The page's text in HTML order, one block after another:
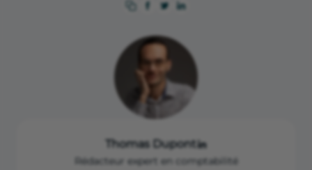
Ministère de l’Économie, des Finances et de la
réduit : pour quels travaux ? —
https://www.economie.gouv.fr/particuliers/tva-taux-
Code général des impôts — Article 278-0 bis —
https://www.legifrance.gouv.fr/codes/article_lc/LEGIA
Thomas Dupont
Rédacteur expert en comptabilité